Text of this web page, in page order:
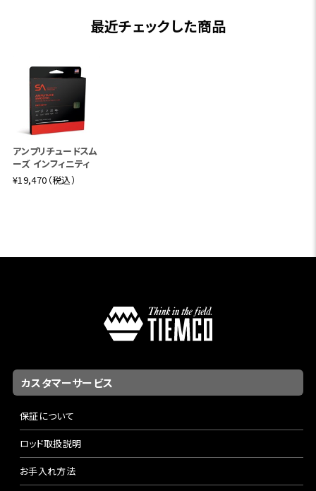
最近チェックした商品
アンプリチュードスム
ーズ インフィニティ
¥19,470（税込）
カスタマーサービス
保証について
ロッド取扱説明
お手入れ方法